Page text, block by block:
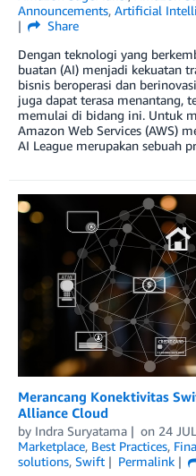
Announcements, Artificial
Share
Dengan teknologi yang
buatan (AI) menjadi kekuatan
bisnis beroperasi dan
juga dapat terasa menantang,
memulai di bidang ini. Untuk
Amazon Web Services (AWS)
AI League merupakan sebuah
Merancang Konektivitas
Alliance Cloud
by Indra Suryatama on 24
Marketplace, Best Practices,
solutions, Swift Permalink